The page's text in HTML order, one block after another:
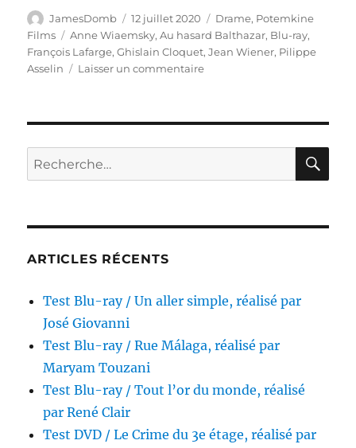
Auteur
JamesDomb
Publié
le
12 juillet 2020 Catégories
Drame, Potemkine
Films
Étiquettes
Anne Wiaemsky,Au hasard Balthazar, Blu-ray,
François Lafarge,Ghislain Cloquet,Jean Wiener, Pilippe
Asselin
Laisser un commentairesur
Au
Balthazar,
Recherche
pour :
ARTICLES RÉCENTS
Test Blu-ray / Un aller simple, réalisé par
José Giovanni
Test Blu-ray / Rue Málaga, réalisé par
Maryam Touzani
Test Blu-ray / Tout l’or du monde, réalisé
par René Clair
Test DVD / Le Crime du 3e étage, réalisé par